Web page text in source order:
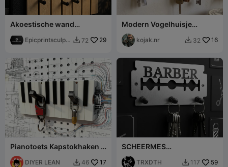
Akoestische wand
Sweet Home”
Epicprintsculpt
 72 29
Modern Vogelhuisje
Sleutelrek / Sleutelbord
Vogelhuis
kojak.nr  32 16
Pianotoets Kapstokhaken /
Sleutelhouders
DIYER LEAN  46 17
SCHEERMES
SLEUTELHOUDER - KAPPER
TRXDTH  117 59